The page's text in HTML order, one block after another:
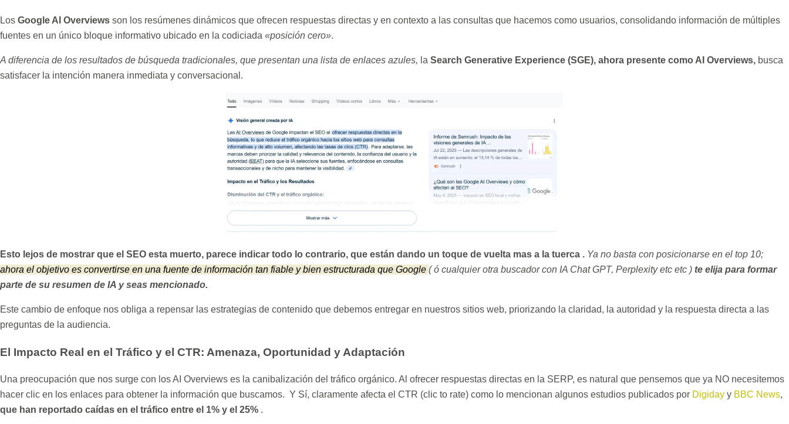
Los Google AI Overviews son los resúmenes dinámicos que ofrecen respuestas directas y en contexto a las consultas que hacemos como usuarios, consolidando información de múltiples
fuentes en un único bloque informativo ubicado en la codiciada «posición cero».
A diferencia de los resultados de búsqueda tradicionales, que presentan una lista de enlaces azules, la Search Generative Experience (SGE), ahora presente como AI Overviews, busca
satisfacer la intención manera inmediata y conversacional.
Esto lejos de mostrar que el SEO esta muerto, parece indicar todo lo contrario, que están dando un toque de vuelta mas a la tuerca . Ya no basta con posicionarse en el top 10;
ahora el objetivo es convertirse en una fuente de información tan fiable y bien estructurada que Google ( ó cualquier otra buscador con IA Chat GPT, Perplexity etc etc ) te elija para formar
parte de su resumen de IA y seas mencionado.
Este cambio de enfoque nos obliga a repensar las estrategias de contenido que debemos entregar en nuestros sitios web, priorizando la claridad, la autoridad y la respuesta directa a las
preguntas de la audiencia.
El Impacto Real en el Tráfico y el CTR: Amenaza, Oportunidad y Adaptación
Una preocupación que nos surge con los AI Overviews es la canibalización del tráfico orgánico. Al ofrecer respuestas directas en la SERP, es natural que pensemos que ya NO necesitemos
hacer clic en los enlaces para obtener la información que buscamos. Y Sí, claramente afecta el CTR (clic to rate) como lo mencionan algunos estudios publicados por Digiday y BBC News,
que han reportado caídas en el tráfico entre el 1% y el 25% .